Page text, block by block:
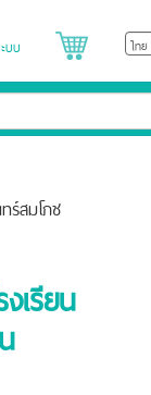
บบ
ร์สมโภช
เรียน